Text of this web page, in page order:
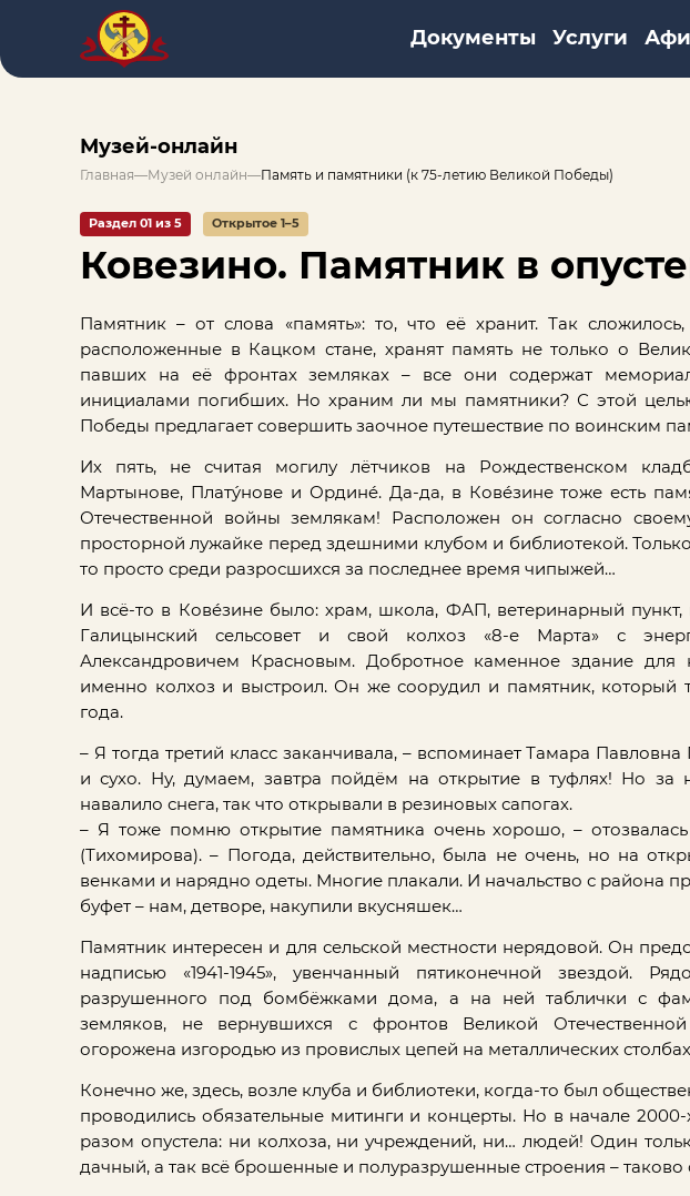
Документы Услуги
Музей-онлайн
Главная—Музей онлайн—Память и памятники (к 75-летию Великой Победы)
Раздел 01 из 5 Открытое 1–5
Ковезино. Памятник в
Памятник – от слова «память»: то, что её хранит. Так
расположенные в Кацком стане, хранят память не только о
павших на её фронтах земляках – все они содержат
инициалами погибших. Но храним ли мы памятники? С этой
Победы предлагает совершить заочное путешествие по воинским
Их пять, не считая могилу лётчиков на Рождественском
Мартынове, Платýнове и Ординé. Да-да, в Ковéзине тоже есть
Отечественной войны землякам! Расположен он согласно
просторной лужайке перед здешними клубом и библиотекой. Только
то просто среди разросшихся за последнее время чипыжей…
И всё-то в Ковéзине было: храм, школа, ФАП, ветеринарный пункт,
Галицынский сельсовет и свой колхоз «8-е Марта» с
Александровичем Красновым. Добротное каменное здание для
именно колхоз и выстроил. Он же соорудил и памятник, который
года.
– Я тогда третий класс заканчивала, – вспоминает Тамара
и сухо. Ну, думаем, завтра пойдём на открытие в туфлях! Но за
навалило снега, так что открывали в резиновых сапогах.
– Я тоже помню открытие памятника очень хорошо, –
(Тихомирова). – Погода, действительно, была не очень, но на
венками и нарядно одеты. Многие плакали. И начальство с района
буфет – нам, детворе, накупили вкусняшек…
Памятник интересен и для сельской местности нерядовой. Он
надписью «1941-1945», увенчанный пятиконечной звездой.
разрушенного под бомбёжками дома, а на ней таблички с
земляков, не вернувшихся с фронтов Великой
огорожена изгородью из провислых цепей на металлических
Конечно же, здесь, возле клуба и библиотеки, когда-то был
проводились обязательные митинги и концерты. Но в начале
разом опустела: ни колхоза, ни учреждений, ни… людей! Один
дачный, а так всё брошенные и полуразрушенные строения –